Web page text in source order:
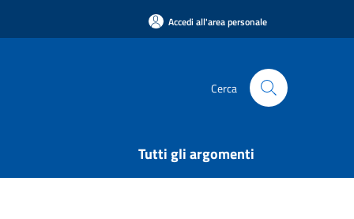
Accedi all'area personale
Cerca
Tutti gli argomenti